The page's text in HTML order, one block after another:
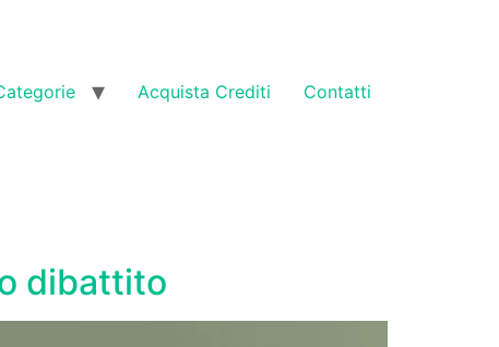
Acquista Crediti Contatti
dibattito